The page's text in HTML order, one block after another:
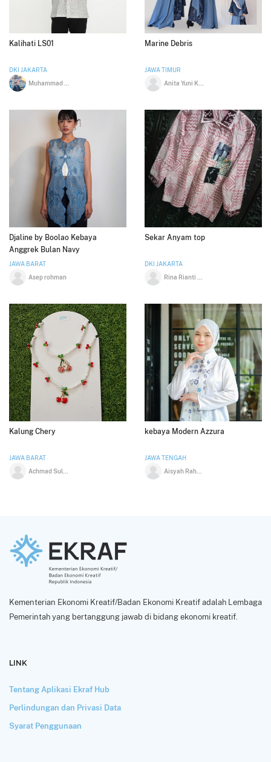
Kalihati LS01
DKI JAKARTA
Marine Debris
JAWA TIMUR
Djaline by Boolao Kebaya
Anggrek Bulan Navy
JAWA BARAT
Asep rohman
Sekar Anyam top
DKI JAKARTA
Kalung Chery
JAWA BARAT
kebaya Modern Azzura
JAWA TENGAH
Kementerian Ekonomi Kreatif/Badan Ekonomi Kreatif adalah Lembaga
Pemerintah yang bertanggung jawab di bidang ekonomi kreatif.
LINK
Tentang Aplikasi Ekraf Hub
Perlindungan dan Privasi Data
Syarat Penggunaan